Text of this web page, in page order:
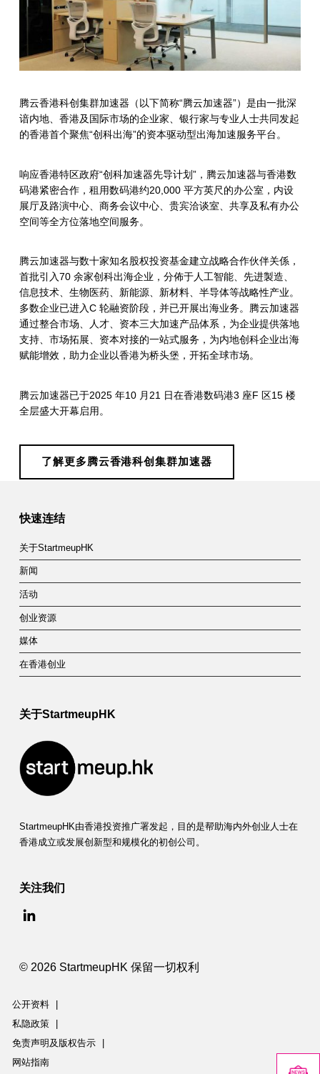
腾云香港科创集群加速器（以下简称“腾云加速器”）是由一批深
谙内地、香港及国际市场的企业家、银行家与专业人士共同发起
的香港首个聚焦“创科出海”的资本驱动型出海加速服务平台。
响应香港特区政府“创科加速器先导计划”，腾云加速器与香港数
码港紧密合作，租用数码港约20,000 平方英尺的办公室，内设
展厅及路演中心、商务会议中心、贵宾洽谈室、共享及私有办公
空间等全方位落地空间服务。
腾云加速器与数十家知名股权投资基金建立战略合作伙伴关係，
首批引入70 余家创科出海企业，分佈于人工智能、先进製造、
信息技术、生物医药、新能源、新材料、半导体等战略性产业。
多数企业已进入C 轮融资阶段，并已开展出海业务。腾云加速器
通过整合市场、人才、资本三大加速产品体系，为企业提供落地
支持、市场拓展、资本对接的一站式服务，为内地创科企业出海
赋能增效，助力企业以香港为桥头堡，开拓全球市场。
腾云加速器已于2025 年10 月21 日在香港数码港3 座F 区15 楼
全层盛大开幕启用。
了解更多腾云香港科创集群加速器
Skip back to main navigation
快速连结
关于StartmeupHK
新闻
活动
创业资源
媒体
在香港创业
关于StartmeupHK
StartmeupHK由香港投资推广署发起，目的是帮助海内外创业人士在
香港成立或发展创新型和规模化的初创公司。
关注我们
© 2026 StartmeupHK 保留一切权利
公开资料
私隐政策
免责声明及版权告示
网站指南